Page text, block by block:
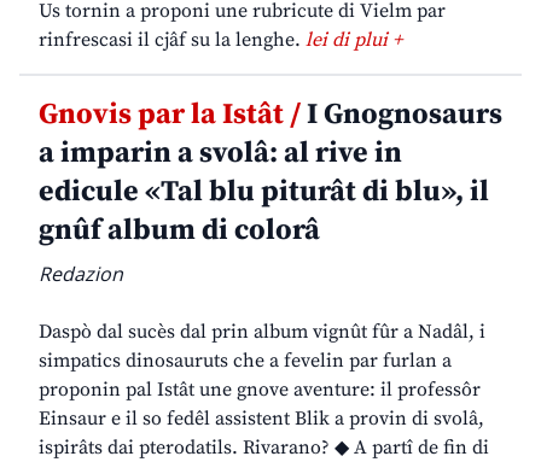
Us tornin a proponi une rubricute di Vielm par
rinfrescasi il cjâf su la lenghe. lei di plui +
Gnovis par la Istât /I Gnognosaurs
a imparin a svolâ: al rive in
edicule «Tal blu piturât di blu», il
gnûf album di colorâ
Redazion
Daspò dal sucès dal prin album vignût fûr a Nadâl, i
simpatics dinosauruts che a fevelin par furlan a
proponin pal Istât une gnove aventure: il professôr
Einsaur e il so fedêl assistent Blik a provin di svolâ,
ispirâts dai pterodatils. Rivarano? ◆ A partî de fin di